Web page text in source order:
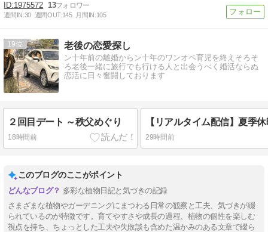
1975572 13
週間IN:30 週間OUT:145 月間IN:105
19 老後の恋愛探し
ン十年前の離婚からン十年のワンオペ育児を終えそろそ
ろ老後一緒に旅行でも行ける人と出会うべく婚活ならぬ
恋活に日々奮闘しております
２回目デート ～秩父めぐり
18時間前 29時間前
このブログのここがポイント
多彩な植物日記と気づきの記録
さまざまな植物やガーデニングにまつわる日常の観察と工夫、気づきが綴
られているのが特徴です。育てやすさや成長の過程、植物の個性を楽しむ
視点を持ち、ちょっとした工夫や失敗談も含めた温かみのある文章で綴ら